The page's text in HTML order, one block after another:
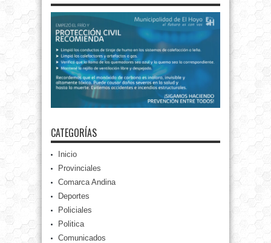
CATEGORÍAS
Inicio
Provinciales
Comarca Andina
Deportes
Policiales
Politica
Comunicados